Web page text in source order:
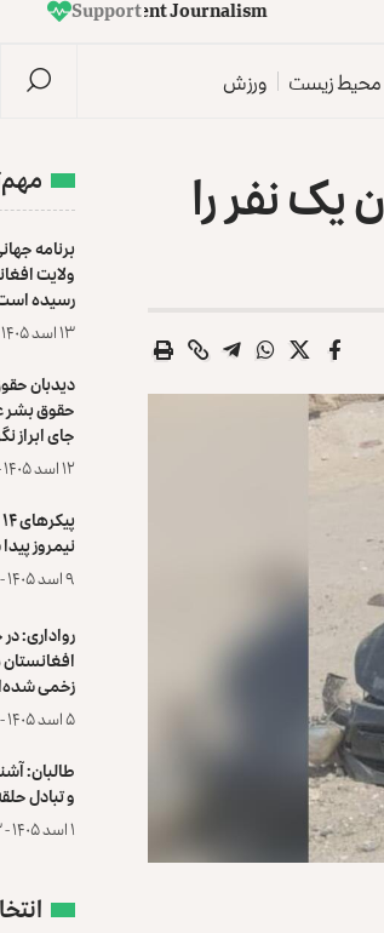
m
s
i
l
a
n
r
u
o
J
t
n
e
d
n
e
p
e
d
n
ISupport
محیط زیست ورزش
نفر را
ولایت
رسیده
۱۳ اسد ۱۴۰۵ - ۴ آگست ۲۰۲۶
دیدبان
حقوق بشر
جای ابراز
۱۲ اسد ۱۴۰۵ - ۳ آگست ۲۰۲۶
نیمروز
۹ اسد ۱۴۰۵ - ۳۱ جولای ۲۰۲۶
رواداری:
زخمی
۵ اسد ۱۴۰۵ - ۲۷ جولای ۲۰۲۶
طالبان:
و تبادل
۱ اسد ۱۴۰۵ - ۲۳ جولای ۲۰۲۶